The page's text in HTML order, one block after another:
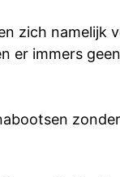
zich namelijk
er immers geen